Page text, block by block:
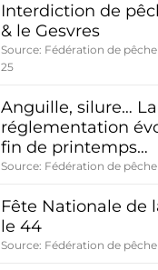
Interdiction de
& le Gesvres
Source: Fédération de
25
Anguille, silure… La
réglementation
fin de printemps…
Source: Fédération de
Fête Nationale de
le 44
Source: Fédération de